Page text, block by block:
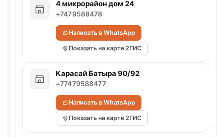
4 микрорайон дом 24
+7479588478
Написать в WhatsApp
Показать на карте 2ГИС
Карасай Батыра 90/92
+77479588477
Написать в WhatsApp
Показать на карте 2ГИС